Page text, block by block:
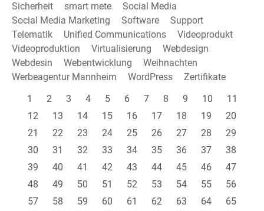
Sicherheit
smart mete
Social Media
Social Media Marketing
Software
Support
Telematik
Unified Communications
Videoprodukt
Videoproduktion
Virtualisierung
Webdesign
Webdesin
Webentwicklung
Weihnachten
Werbeagentur Mannheim
WordPress
Zertifikate
1
2 3 4 5 6 7 8 9 10
11
12
13 14 15 16 17 18 19
20
21
22 23 24 25 26 27 28
29
30
31 32 33 34 35 36 37
38
39
40 41 42 43 44 45 46
47
48
49 50 51 52 53 54 55
56
57
58 59 60 61 62 63 64
65